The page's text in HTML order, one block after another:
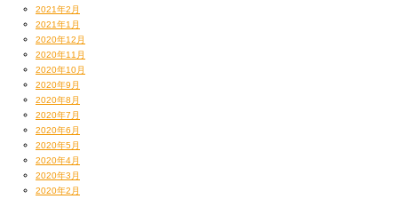
2021年2月
2021年1月
2020年12月
2020年11月
2020年10月
2020年9月
2020年8月
2020年7月
2020年6月
2020年5月
2020年4月
2020年3月
2020年2月